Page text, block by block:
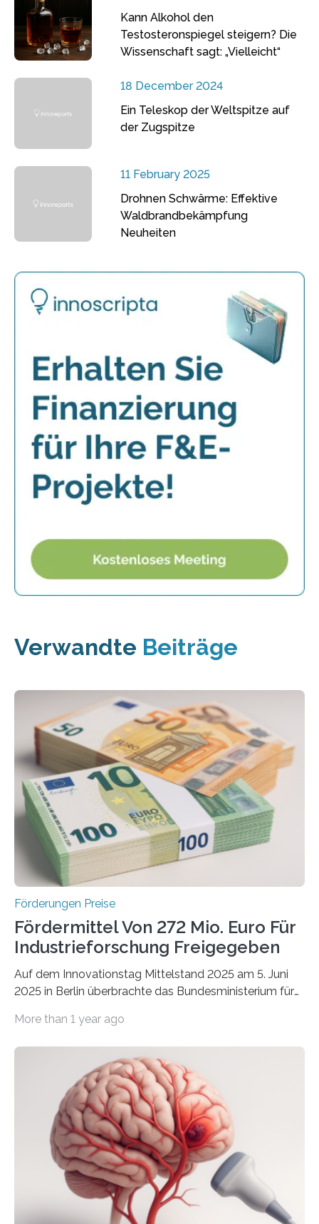
Kann Alkohol den
Testosteronspiegel steigern? Die
Wissenschaft sagt: „Vielleicht“
18 December 2024
Ein Teleskop der Weltspitze auf
der Zugspitze
11 February 2025
Drohnen Schwärme: Effektive
Waldbrandbekämpfung
Neuheiten
Verwandte Beiträge
Förderungen Preise
Fördermittel Von 272 Mio. Euro Für
Industrieforschung Freigegeben
Auf dem Innovationstag Mittelstand 2025 am 5. Juni
2025 in Berlin überbrachte das Bundesministerium für
Überplanmäßige Verpflichtungsermächtigungen in
Woche vom Haushaltsausschuss freigegeben – unter
anderem zur Unterstützung der
Industrieforschungsprogramme Industrielle
Gemeinschaftsforschung (IGF), Zentrales
Innovationsprogramm Mittelstand (ZIM) und
Innovationskompetenz INNO-KOM. Auf dem
Innovationstag Mittelstand 2025 am 5. Juni 2025 in
Berlin überbrachte das Bundesministerium für
Wirtschaft und Energie eine gute Nachricht:
Überplanmäßige Verpflichtungsermächtigungen in
More than 1 year ago